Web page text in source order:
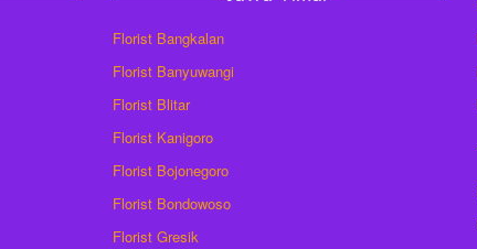
Florist Bangkalan
Florist Banyuwangi
Florist Blitar
Florist Kanigoro
Florist Bojonegoro
Florist Bondowoso
Florist Gresik